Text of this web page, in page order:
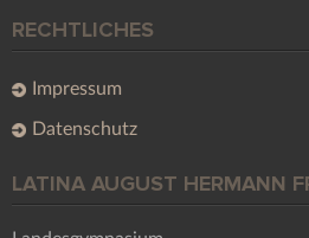
RECHTLICHES
Impressum
Datenschutz
LATINA AUGUST HERMANN